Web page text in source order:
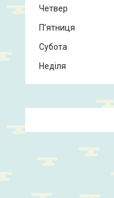
Четвер
Пʼятниця
Субота
Неділя